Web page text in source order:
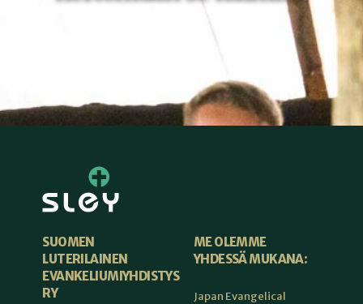
SUOMEN
LUTERILAINEN
EVANKELIUMIYHDISTYS
RY
ME OLEMME
YHDESSÄ MUKANA:
Japan Evangelical